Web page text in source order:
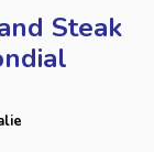
Steak